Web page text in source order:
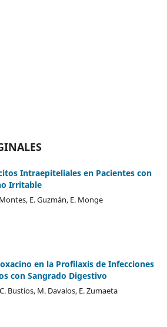
Intraepiteliales en Pacientes con
Irritable
E. Guzmán, E. Monge
en la Profilaxis de Infecciones
con Sangrado Digestivo
Bustíos, M. Davalos, E. Zumaeta